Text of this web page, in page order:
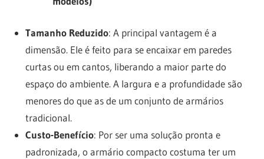
Tamanho Reduzido: A principal vantagem é a
dimensão. Ele é feito para se encaixar em paredes
curtas ou em cantos, liberando a maior parte do
espaço do ambiente. A largura e a profundidade são
menores do que as de um conjunto de armários
tradicional.
Custo-Benefício: Por ser uma solução pronta e
padronizada, o armário compacto costuma ter um